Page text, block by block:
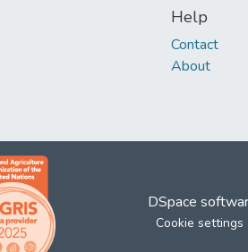
Help
Contact
About
DSpace
Cookie settings